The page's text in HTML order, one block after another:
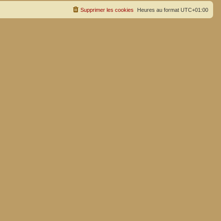
Heures au format UTC+01:00
Supprimer les cookies